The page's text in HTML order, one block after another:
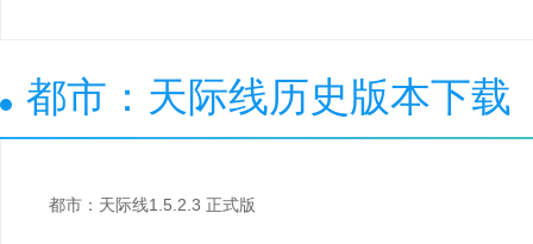
都市：天际线历史版本下载
都市：天际线1.5.2.3 正式版